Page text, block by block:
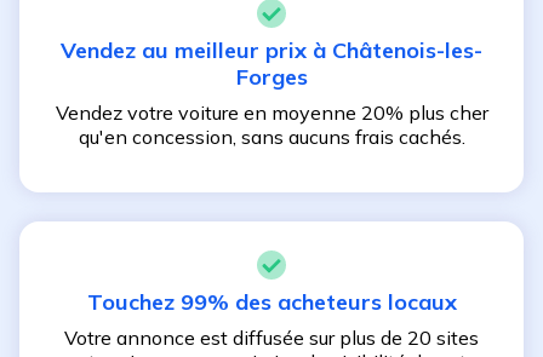
Vendez au meilleur prix à Châtenois-les-
Forges
Vendez votre voiture en moyenne 20% plus cher
qu'en concession, sans aucuns frais cachés.
Touchez 99% des acheteurs locaux
Votre annonce est diffusée sur plus de 20 sites